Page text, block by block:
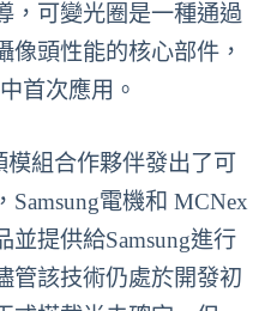
，可變光圈是一種通過
像頭性能的核心部件，
首次應用。
模組合作夥伴發出了可
電機和 MCNex
提供給Samsung進行
管該技術仍處於開發初